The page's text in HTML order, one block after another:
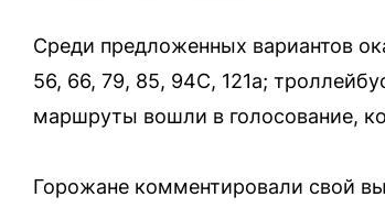
Среди предложенных вариантов
56, 66, 79, 85, 94С, 121а;
маршруты вошли в голосование,
Горожане комментировали свой